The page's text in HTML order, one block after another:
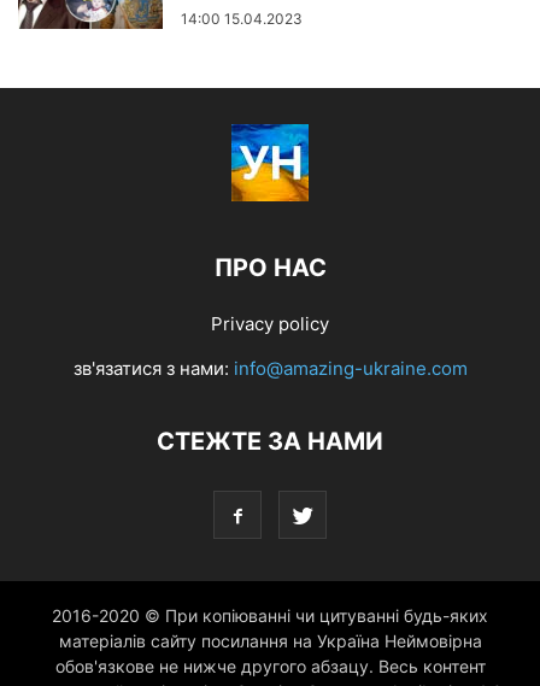
14:00 15.04.2023
ПРО НАС
Privacy policy
зв'язатися з нами: info@amazing-ukraine.com
СТЕЖТЕ ЗА НАМИ
2016-2020 © При копіюванні чи цитуванні будь-яких
матеріалів сайту посилання на Україна Неймовірна
обов'язкове не нижче другого абзацу. Весь контент